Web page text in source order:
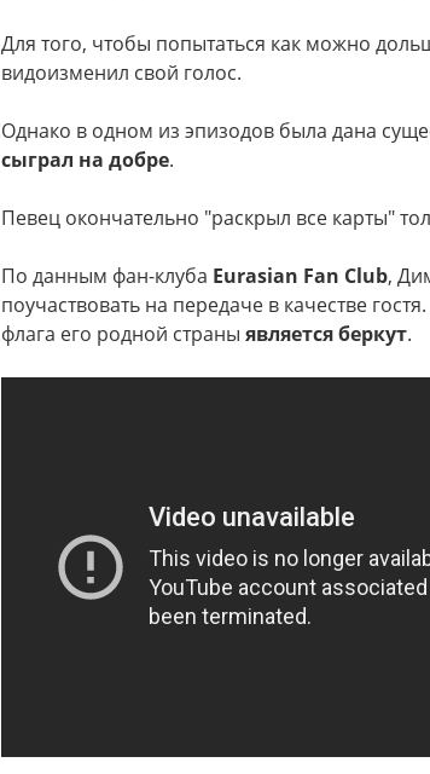
Для того, чтобы попытаться как можно
видоизменил свой голос.
Однако в одном из эпизодов была дана
сыграл на добре.
Певец окончательно "раскрыл все карты"
По данным фан-клуба Eurasian Fan Club,
поучаствовать на передаче в качестве
флага его родной страны является беркут.